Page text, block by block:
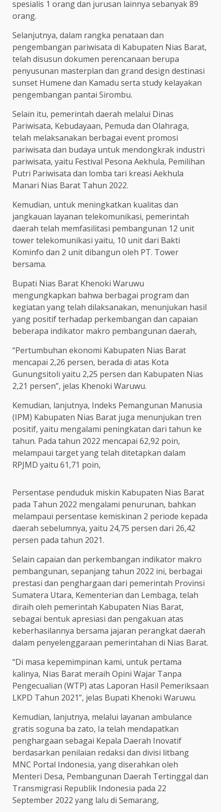
spesialis 1 orang dan jurusan lainnya sebanyak 89
orang.
Selanjutnya, dalam rangka penataan dan
pengembangan pariwisata di Kabupaten Nias Barat,
telah disusun dokumen perencanaan berupa
penyusunan masterplan dan grand design destinasi
sunset Humene dan Kamadu serta study kelayakan
pengembangan pantai Sirombu.
Selain itu, pemerintah daerah melalui Dinas
Pariwisata, Kebudayaan, Pemuda dan Olahraga,
telah melaksanakan berbagai event promosi
pariwisata dan budaya untuk mendongkrak industri
pariwisata, yaitu Festival Pesona Aekhula, Pemilihan
Putri Pariwisata dan lomba tari kreasi Aekhula
Manari Nias Barat Tahun 2022.
Kemudian, untuk meningkatkan kualitas dan
jangkauan layanan telekomunikasi, pemerintah
daerah telah memfasilitasi pembangunan 12 unit
tower telekomunikasi yaitu, 10 unit dari Bakti
Kominfo dan 2 unit dibangun oleh PT. Tower
bersama.
Bupati Nias Barat Khenoki Waruwu
mengungkapkan bahwa berbagai program dan
kegiatan yang telah dilaksanakan, menunjukan hasil
yang positif terhadap perkembangan dan capaian
beberapa indikator makro pembangunan daerah,
“Pertumbuhan ekonomi Kabupaten Nias Barat
mencapai 2,26 persen, berada di atas Kota
Gunungsitoli yaitu 2,25 persen dan Kabupaten Nias
2,21 persen”, jelas Khenoki Waruwu.
Kemudian, lanjutnya, Indeks Pemangunan Manusia
(IPM) Kabupaten Nias Barat juga menunjukan tren
positif, yaitu mengalami peningkatan dari tahun ke
tahun. Pada tahun 2022 mencapai 62,92 poin,
melampaui target yang telah ditetapkan dalam
RPJMD yaitu 61,71 poin,
Persentase penduduk miskin Kabupaten Nias Barat
pada Tahun 2022 mengalami penurunan, bahkan
melampaui persentase kemiskinan 2 periode kepada
daerah sebelumnya, yaitu 24,75 persen dari 26,42
persen pada tahun 2021.
Selain capaian dan perkembangan indikator makro
pembangunan, sepanjang tahun 2022 ini, berbagai
prestasi dan penghargaan dari pemerintah Provinsi
Sumatera Utara, Kementerian dan Lembaga, telah
diraih oleh pemerintah Kabupaten Nias Barat,
sebagai bentuk apresiasi dan pengakuan atas
keberhasilannya bersama jajaran perangkat daerah
dalam penyelenggaraan pemerintahan di Nias Barat.
“Di masa kepemimpinan kami, untuk pertama
kalinya, Nias Barat meraih Opini Wajar Tanpa
Pengecualian (WTP) atas Laporan Hasil Pemeriksaan
LKPD Tahun 2021”, jelas Bupati Khenoki Waruwu.
Kemudian, lanjutnya, melalui layanan ambulance
gratis soguna ba zato, Ia telah mendapatkan
penghargaan sebagai Kepala Daerah Inovatif
berdasarkan penilaian redaksi dan divisi litbang
MNC Portal Indonesia, yang diserahkan oleh
Menteri Desa, Pembangunan Daerah Tertinggal dan
Transmigrasi Republik Indonesia pada 22
September 2022 yang lalu di Semarang,